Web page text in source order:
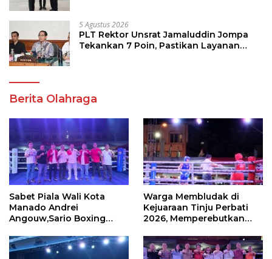
5 Agustus 2026
PLT Rektor Unsrat Jamaluddin Jompa
Tekankan 7 Poin, Pastikan Layanan
Berita Olahraga
Sabet Piala Wali Kota
Manado Andrei
Angouw,Sario Boxing
Perbati 2026
Warga Membludak di
Kejuaraan Tinju Perbati
2026, Memperebutkan